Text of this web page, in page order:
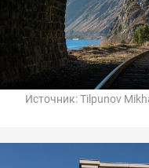
Источник:Tilpunov